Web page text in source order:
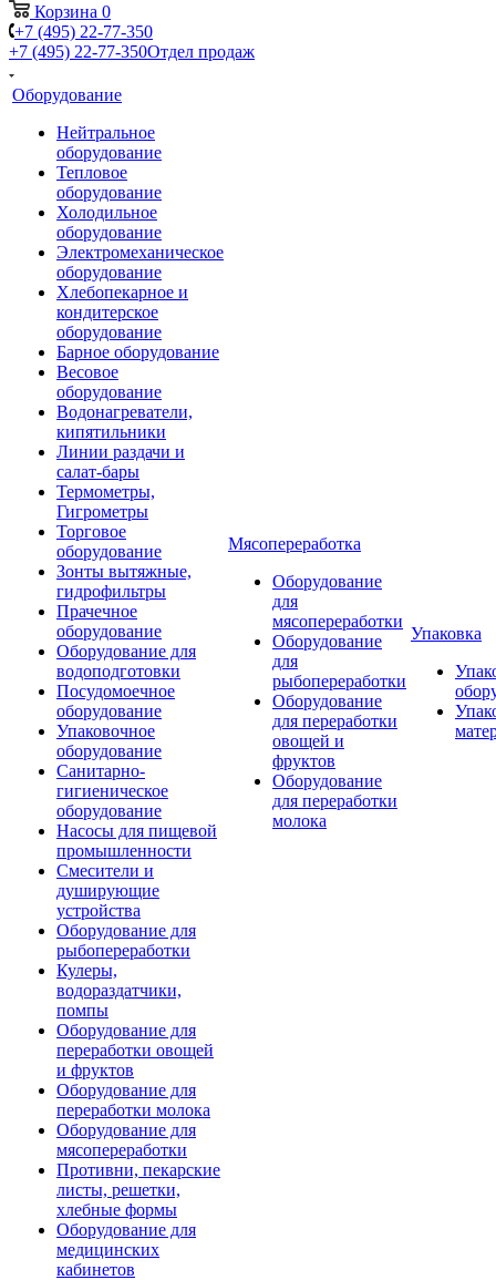
Корзина 0
+7 (495) 22-77-350
+7 (495) 22-77-350Отдел продаж
Оборудование
Нейтральное
оборудование
Тепловое
оборудование
Холодильное
оборудование
Электромеханическое
оборудование
Хлебопекарное и
кондитерское
оборудование
Барное оборудование
Весовое
оборудование
Водонагреватели,
кипятильники
Линии раздачи и
салат-бары
Термометры,
Гигрометры
Торговое
оборудование
Зонты вытяжные,
гидрофильтры
Прачечное
оборудование
Оборудование для
водоподготовки
Посудомоечное
оборудование
Упаковочное
оборудование
Санитарно-
гигиеническое
оборудование
Насосы для пищевой
промышленности
Смесители и
душирующие
устройства
Оборудование для
рыбопереработки
Кулеры,
водораздатчики,
помпы
Оборудование для
переработки овощей
и фруктов
Оборудование для
переработки молока
Оборудование для
мясопереработки
Противни, пекарские
листы, решетки,
хлебные формы
Оборудование для
медицинских
кабинетов
Мясопереработка
Оборудование
для
мясопереработки
Оборудование
для
рыбопереработки
Оборудование
для переработки
овощей и
фруктов
Оборудование
для переработки
молока
Упаковка